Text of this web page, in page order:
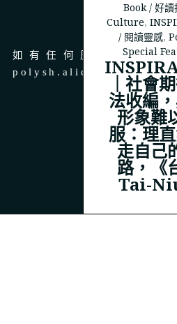
Book / 好讀
Culture,
/ 閱讀靈感,
Special
｜社會
法收編
形象難
服：理
走自己
路，《
Tai-
商務合
如有任何廣告、商務
polysh.alice@gmail.com
© 2023
BACK TO TOP